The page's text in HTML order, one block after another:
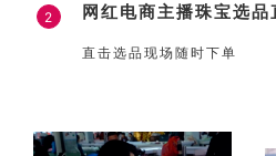
2 网红电商主播珠宝选品
直击选品现场随时下单